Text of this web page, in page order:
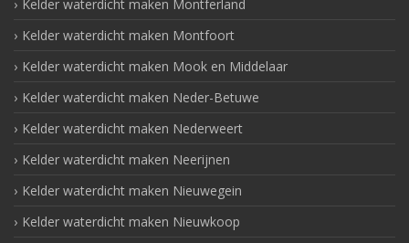
Kelder waterdicht maken Montferland
Kelder waterdicht maken Montfoort
Kelder waterdicht maken Mook en Middelaar
Kelder waterdicht maken Neder-Betuwe
Kelder waterdicht maken Nederweert
Kelder waterdicht maken Neerijnen
Kelder waterdicht maken Nieuwegein
Kelder waterdicht maken Nieuwkoop